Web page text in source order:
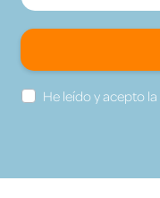
He leído y acepto la